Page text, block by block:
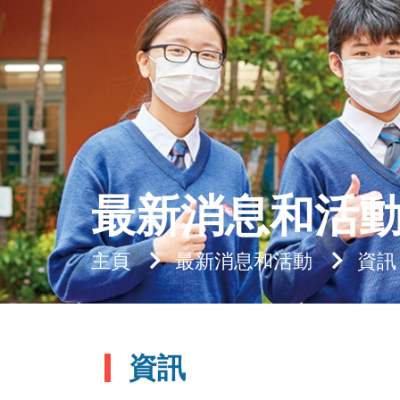
最新消息和活
主頁 最新消息和活動 資訊
資訊